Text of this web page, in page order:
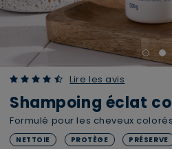
4.70 out of 5 Customer Rating
Lire les avis
Shampoing éclat
Formulé pour les cheveux colorés
NETTOIE PROTÈGE PRÉSERVE